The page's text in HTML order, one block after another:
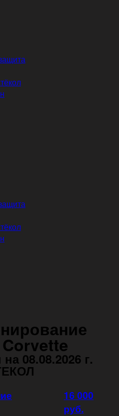
Corvette
08.08.2026 г.
16 000
руб.